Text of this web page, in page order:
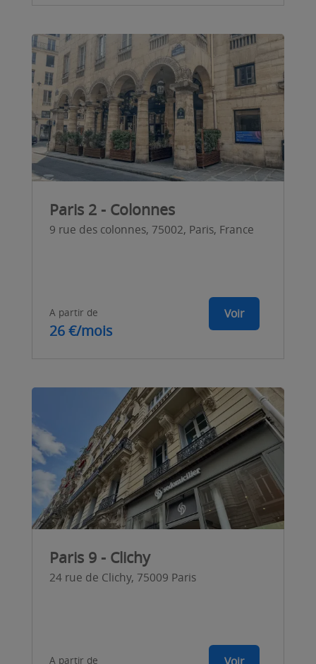
Paris 2 - Colonnes
9 rue des colonnes, 75002, Paris, France
A partir de
26 €/mois
Voir
Paris 9 - Clichy
24 rue de Clichy, 75009 Paris
A partir de